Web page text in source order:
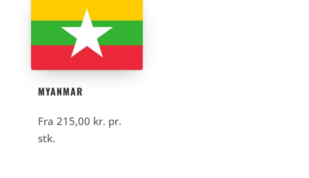
MYANMAR
Fra 215,00 kr. pr.
stk.